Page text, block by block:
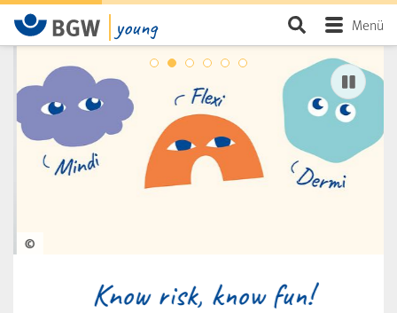
BGW young
Zum Hauptinhalt springen SeiteMenü
Slider - aktuelle Themen
©
Know risk, know fun!